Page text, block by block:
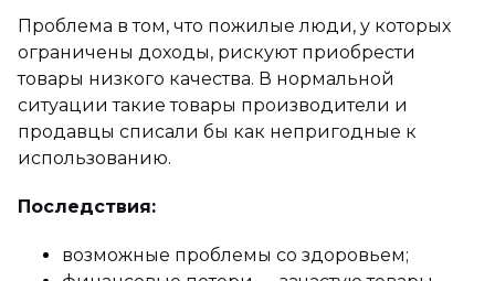
Проблема в том, что пожилые люди, у которых
ограничены доходы, рискуют приобрести
товары низкого качества. В нормальной
ситуации такие товары производители и
продавцы списали бы как непригодные к
использованию.
Последствия:
возможные проблемы со здоровьем;